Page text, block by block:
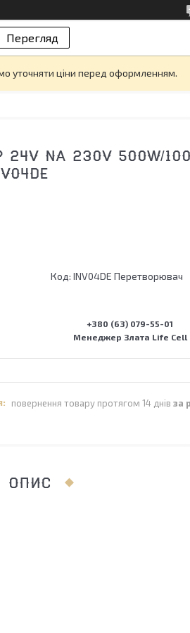
Перегляд
уточняти ціни перед оформленням.
NA 230V 500W/
Код: INV04DE Перетворювач
+380 (63) 079-55-01
Менеджер Злата Life Cell
повернення товару протягом 14 днів за
ОПИС